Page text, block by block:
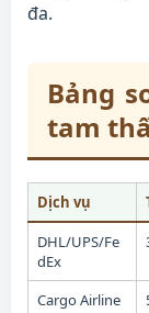
đa.
Bảng
tam
Dịch vụ
DHL/UPS/Fe
dEx
Cargo Airline